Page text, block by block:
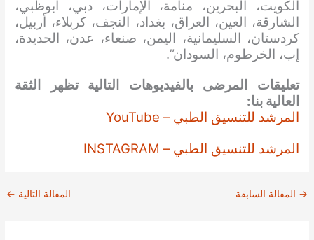
الكويت، البحرين، منامة، الإمارات، دبي، أبوظبي،
الشارقة، العين، العراق، بغداد، النجف، كربلاء، أربيل،
كردستان، السليمانية، اليمن، صنعاء، عدن، الحديدة،
إب، الخرطوم، السودان”.
تعليقات المرضى بالفيديوهات التالية تظهر الثقة
العالية بنا:
المرشد للتنسيق الطبي – YouTube
المرشد للتنسيق الطبي – INSTAGRAM
→ المقالة السابقة المقالة التالية ←